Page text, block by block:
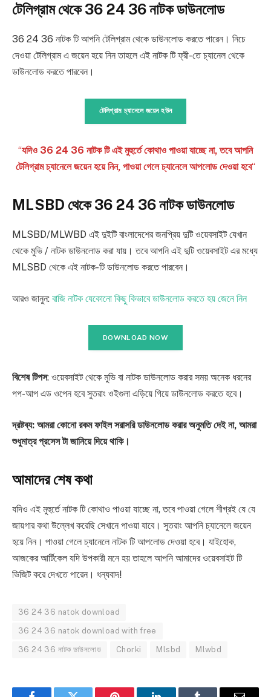
টেলিগ্রাম থেকে 36 24 36 নাটক ডাউনলোড
36 24 36 নাটক টি আপনি টেলিগ্রাম থেকে ডাউনলোড করতে পারেন। নিচে
দেওয়া টেলিগ্রাম এ জয়েন হয়ে নিন তাহলে এই নাটক টি ফ্রী-তে চ্যানেল থেকে
ডাউনলোড করতে পারবেন।
টেলিগ্রাম চ্যানেলে জয়েন হউন
“যদিও 36 24 36 নাটক টি এই মুহুর্তে কোথাও পাওয়া যাচ্ছে না, তবে আপনি
টেলিগ্রাম চ্যানেলে জয়েন হয়ে নিন, পাওয়া গেলে চ্যানেলে আপলোড দেওয়া হবে“
MLSBD থেকে 36 24 36 নাটক ডাউনলোড
MLSBD/MLWBD এই দুইটি বাংলাদেশের জনপ্রিয় দুটি ওয়েবসাইট যেখান
থেকে মুভি / নাটক ডাউনলোড করা যায়। তবে আপনি এই দুটি ওয়েবসাইট এর মধ্যে
MLSBD থেকে এই নাটক-টি ডাউনলোড করতে পারবেন।
আরও জানুন: বাজি নাটক যেকোনো কিছু কিভাবে ডাউনলোড করতে হয় জেনে নিন
DOWNLOAD NOW
বিশেষ টিপস: ওয়েবসাইট থেকে মুভি বা নাটক ডাউনলোড করার সময় অনেক ধরনের
পপ-আপ এড ওপেন হবে সুতরাং ওইগুলা এড়িয়ে গিয়ে ডাউনলোড করতে হবে।
দ্রষ্টব্য: আমরা কোনো রকম ফাইল সরাসরি ডাউনলোড করার অনুমতি দেই না, আমরা
শুধুমাত্র প্রসেস টা জানিয়ে দিয়ে থাকি।
আমাদের শেষ কথা
যদিও এই মুহুর্তে নাটক টি কোথাও পাওয়া যাচ্ছে না, তবে পাওয়া গেলে শীগ্রই যে যে
জায়গার কথা উল্লেখ করেছি সেখানে পাওয়া যাবে। সুতরাং আপনি চ্যানেলে জয়েন
হয়ে নিন। পাওয়া গেলে চ্যানেলে নাটক টি আপলোড দেওয়া হবে। যাইহোক,
আজকের আর্টিকেল যদি উপকারী মনে হয় তাহলে আপনি আমাদের ওয়েবসাইট টি
ভিজিট করে দেখতে পারেন। ধন্যবাদ!
36 24 36 natok download
36 24 36 natok download with free
36 24 36 নাটক ডাউনলোড Chorki Mlsbd Mlwbd